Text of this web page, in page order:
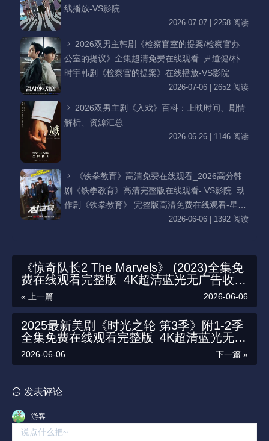
线播放-VS影院
2026-07-07 | 2258 阅读
2026双男主韩剧《检察官室的提案/检察官办
公室的提议》全集超清免费在线观看_尹道健/朴
时宇韩剧《检察官的提案》在线播放-VS影院
2026-07-06 | 2652 阅读
2026双男主剧《入戏》百科：上映时间、剧情
解析、资源汇总
2026-06-26 | 1146 阅读
《铁拳教育》高清免费在线观看_2026高分韩
剧《铁拳教育》高清完整版在线观看- VS影院_动
作剧《铁拳教育》 完整版高清免费在线观看-星空
影院李星民主演《铁拳教育》无广告_VS影视
2026-06-06 | 1392 阅读
《惊奇队长2 The Marvels》 (2023)全集免
费在线观看完整版_4K超清蓝光无广告收藏
版-惊奇队长2在线观看_详情简介-迅雷百度
云夸克资源下载
« 上一篇 2026-06-06
2025最新美剧《时光之轮 第3季》附1-2季
全集免费在线观看完整版_4K超清蓝光无广
告-时光之轮 第3季在线观看_详情简介-迅
雷百度云夸克资源下载
下一篇 »
2026-06-06
发表评论
游客